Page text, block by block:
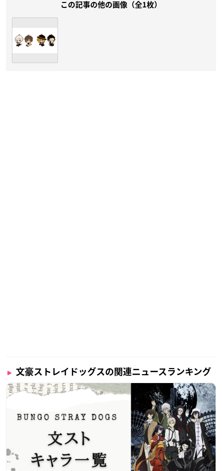
この記事の他の画像（全1枚）
文豪ストレイドッグスの関連ニュースランキング